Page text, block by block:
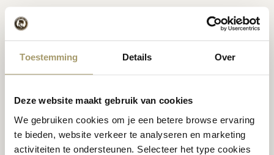
Toestemming Details Over
Deze website maakt gebruik van cookies
We gebruiken cookies om je een betere browse ervaring
te bieden, website verkeer te analyseren en marketing
activiteiten te ondersteunen. Selecteer het type cookies
Kaas inspiratie recepten Premium Hollandsekaas
Klanten beoordelen ons
gemiddeld met een 9.5
Snelle en betrouwbare
levering